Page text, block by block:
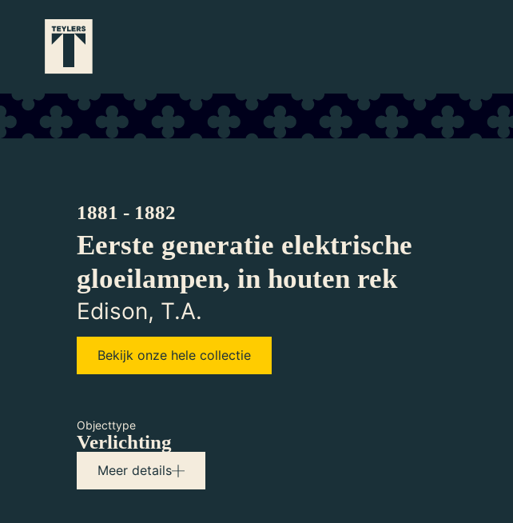
Ga naar hoofdinhoud
1881 - 1882
Eerste generatie elektrische
gloeilampen, in houten rek
Edison, T.A.
Bekijk onze hele collectie
Objecttype
Verlichting
Uitvinder/producent
Meer details